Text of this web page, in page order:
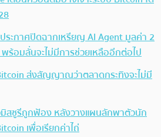
ะกาศปิดฉากเหรียญ AI Agent มูลค่า 2
ร้อมลั่นจะไม่มีการช่วยเหลืออีกต่อไป
ส่งสัญญาณว่าตลาดกระทิงจะไม่มี
สซูรีถูกฟ้อง หลังวางแผนลักพาตัวนัก
เพื่อเรียกค่าไถ่